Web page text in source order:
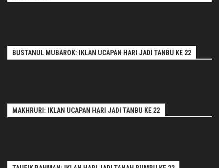
BUSTANUL MUBAROK: IKLAN UCAPAN HARI JADI TANBU KE 22
MAKHRURI: IKLAN UCAPAN HARI JADI TANBU KE 22